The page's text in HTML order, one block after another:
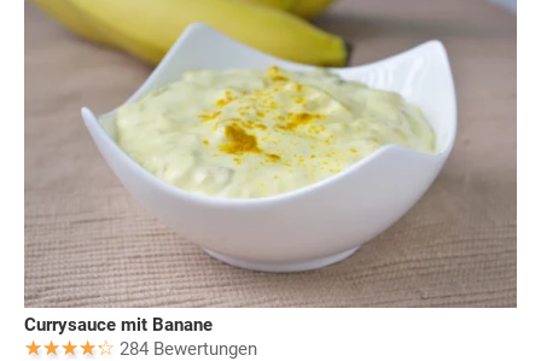
Currysauce mit Banane
284 Bewertungen